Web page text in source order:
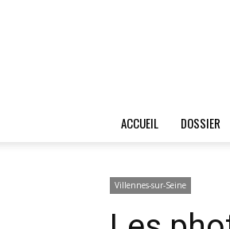
ACCUEIL DOSSIER
Villennes-sur-Seine